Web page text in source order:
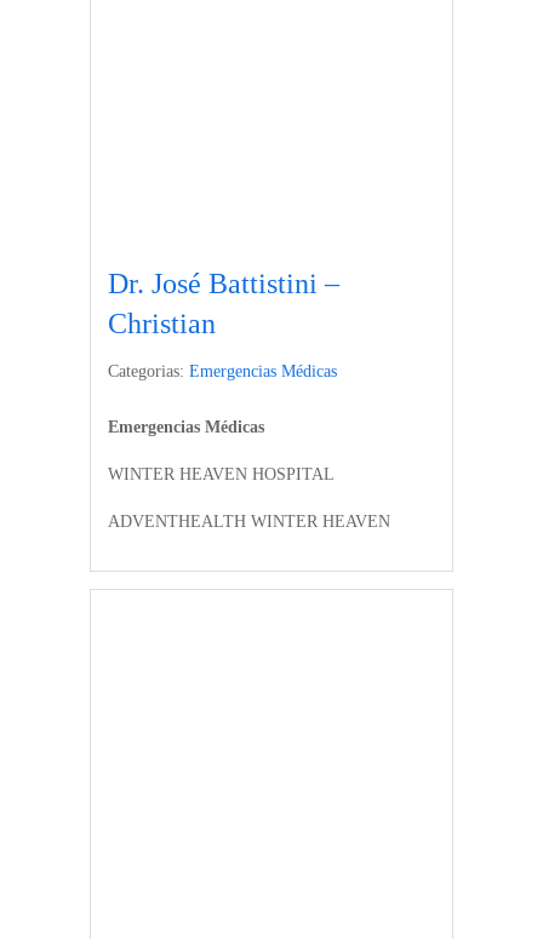
Dr. José Battistini –
Christian
Categorias: Emergencias Médicas
Emergencias Médicas
WINTER HEAVEN HOSPITAL
ADVENTHEALTH WINTER HEAVEN